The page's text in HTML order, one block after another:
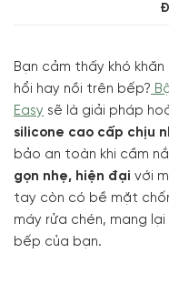
Bạn cảm thấy khó
hổi hay nồi trên bếp?
Easy sẽ là giải pháp
silicone cao cấp chịu
bảo an toàn khi cầm
gọn nhẹ, hiện đại với
tay còn có bề mặt
máy rửa chén, mang
bếp của bạn.